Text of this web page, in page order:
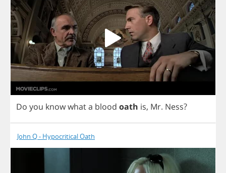
Do you knowwhata blood oath is, Mr. Ness?
John Q - Hypocritical Oath